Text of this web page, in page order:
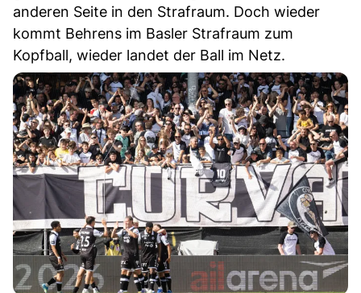
anderen Seite in den Strafraum. Doch wieder
kommt Behrens im Basler Strafraum zum
Kopfball, wieder landet der Ball im Netz.